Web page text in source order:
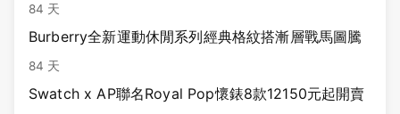
84 天
Burberry全新運動休閒系列經典格紋搭漸層戰馬圖騰
84 天
Swatch x AP聯名Royal Pop懷錶8款12150元起開賣